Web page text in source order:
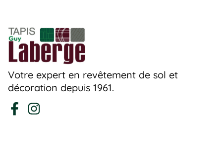
Votre expert en revêtement de sol et
décoration depuis 1961.